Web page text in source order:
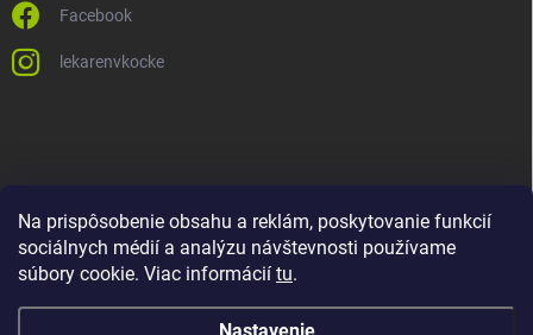
Na prispôsobenie obsahu a reklám, poskytovanie funkcií
sociálnych médií a analýzu návštevnosti používame
súbory cookie. Viac informácií tu.
Facebook
lekarenvkocke